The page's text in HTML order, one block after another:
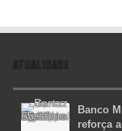
ATUALIDADE
Banco
reforça